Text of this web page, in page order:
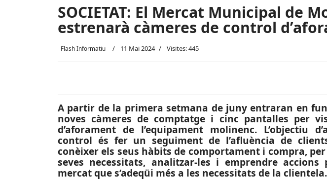
SOCIETAT: El Mercat Municipal de
estrenarà càmeres de control
Flash Informatiu 11 Mai 2024 Visites: 445
A partir de la primera setmana de juny entraran en
noves càmeres de comptatge i cinc pantalles per
d’aforament de l’equipament molinenc. L’objectiu
control és fer un seguiment de l’afluència de
conèixer els seus hàbits de comportament i compra,
seves necessitats, analitzar-les i emprendre accions
mercat que s’adeqüi més a les necessitats de la clientela.